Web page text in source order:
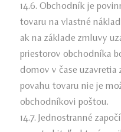
14.6. Obchodník je
tovaru na vlastné
ak na základe zmluvy
priestorov obchodníka
domov v čase
povahu tovaru nie je
obchodníkovi poštou.
14.7. Jednostranné